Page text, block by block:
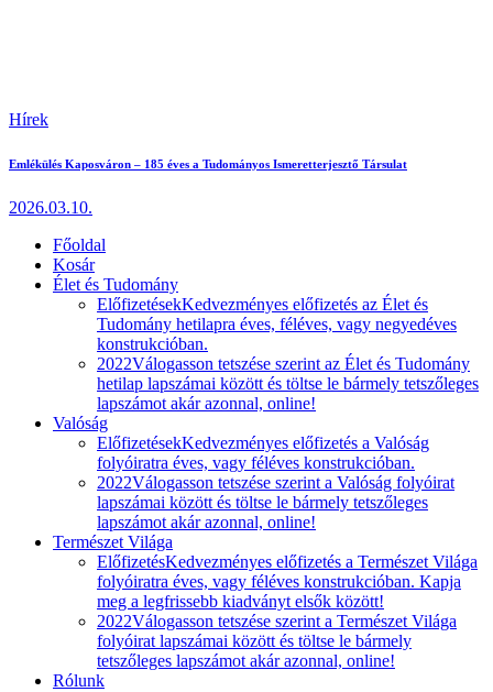
Hírek
Emlékülés Kaposváron – 185 éves a Tudományos Ismeretterjesztő Társulat
2026.03.10.
Főoldal
Kosár
Élet és Tudomány
ElőfizetésekKedvezményes előfizetés az Élet és
Tudomány hetilapra éves, féléves, vagy negyedéves
konstrukcióban.
2022Válogasson tetszése szerint az Élet és Tudomány
hetilap lapszámai között és töltse le bármely tetszőleges
lapszámot akár azonnal, online!
Valóság
ElőfizetésekKedvezményes előfizetés a Valóság
folyóiratra éves, vagy féléves konstrukcióban.
2022Válogasson tetszése szerint a Valóság folyóirat
lapszámai között és töltse le bármely tetszőleges
lapszámot akár azonnal, online!
Természet Világa
ElőfizetésKedvezményes előfizetés a Természet Világa
folyóiratra éves, vagy féléves konstrukcióban. Kapja
meg a legfrissebb kiadványt elsők között!
2022Válogasson tetszése szerint a Természet Világa
folyóirat lapszámai között és töltse le bármely
tetszőleges lapszámot akár azonnal, online!
Rólunk